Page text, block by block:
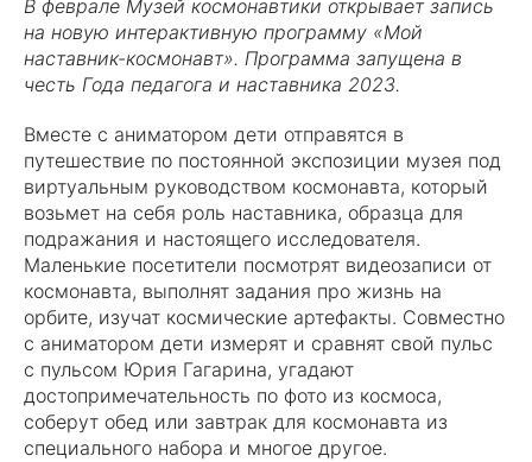
В феврале Музей космонавтики открывает запись
на новую интерактивную программу «Мой
наставник-космонавт». Программа запущена в
честь Года педагога и наставника 2023.
Вместе с аниматором дети отправятся в
путешествие по постоянной экспозиции музея под
виртуальным руководством космонавта, который
возьмет на себя роль наставника, образца для
подражания и настоящего исследователя.
Маленькие посетители посмотрят видеозаписи от
космонавта, выполнят задания про жизнь на
орбите, изучат космические артефакты. Совместно
с аниматором дети измерят и сравнят свой пульс
с пульсом Юрия Гагарина, угадают
достопримечательность по фото из космоса,
соберут обед или завтрак для космонавта из
специального набора и многое другое.